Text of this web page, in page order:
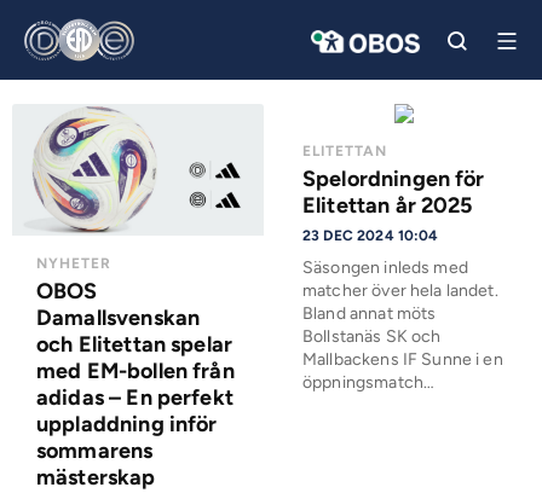
NYHETER
OBOS
Damallsvenskan
och Elitettan spelar
med EM-bollen från
adidas – En perfekt
uppladdning inför
sommarens
mästerskap
ELITETTAN
Spelordningen för
Elitettan år 2025
23 DEC 2024 10:04
Säsongen inleds med
matcher över hela landet.
Bland annat möts
Bollstanäs SK och
Mallbackens IF Sunne i en
öppningsmatch…